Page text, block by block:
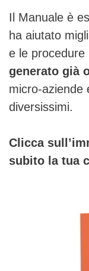
Il Manuale è
ha aiutato
e le procedure
generato già
micro-aziende
diversissimi.
Clicca
subito la tua